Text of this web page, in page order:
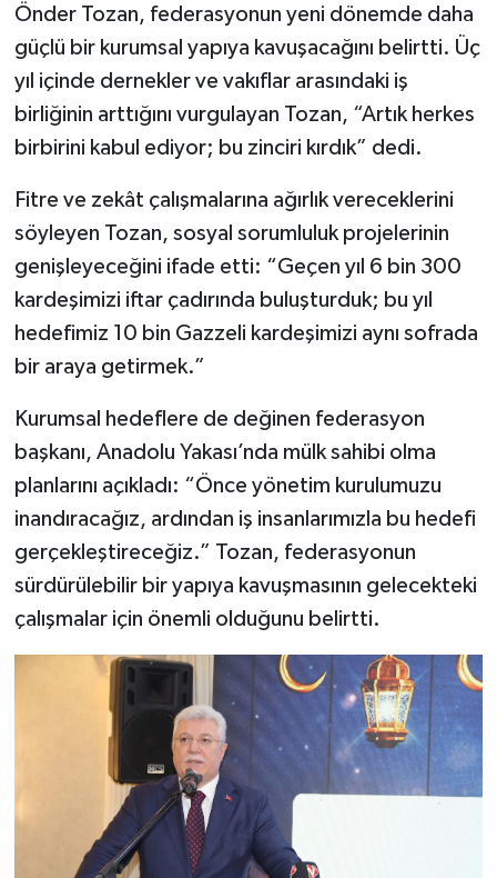
Önder Tozan, federasyonun yeni dönemde daha
güçlü bir kurumsal yapıya kavuşacağını belirtti. Üç
yıl içinde dernekler ve vakıflar arasındaki iş
birliğinin arttığını vurgulayan Tozan, “Artık herkes
birbirini kabul ediyor; bu zinciri kırdık” dedi.
Fitre ve zekât çalışmalarına ağırlık vereceklerini
söyleyen Tozan, sosyal sorumluluk projelerinin
genişleyeceğini ifade etti: “Geçen yıl 6 bin 300
kardeşimizi iftar çadırında buluşturduk; bu yıl
hedefimiz 10 bin Gazzeli kardeşimizi aynı sofrada
bir araya getirmek.”
Kurumsal hedeflere de değinen federasyon
başkanı, Anadolu Yakası’nda mülk sahibi olma
planlarını açıkladı: “Önce yönetim kurulumuzu
inandıracağız, ardından iş insanlarımızla bu hedefi
gerçekleştireceğiz.” Tozan, federasyonun
sürdürülebilir bir yapıya kavuşmasının gelecekteki
çalışmalar için önemli olduğunu belirtti.